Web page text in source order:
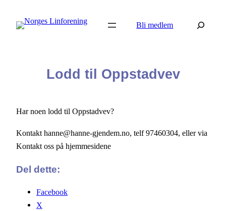
Bli medlem Søk
Lodd til Oppstadvev
Har noen lodd til Oppstadvev?
Kontakt hanne@hanne-gjendem.no, telf 97460304, eller via
Kontakt oss på hjemmesidene
Del dette:
Facebook
X